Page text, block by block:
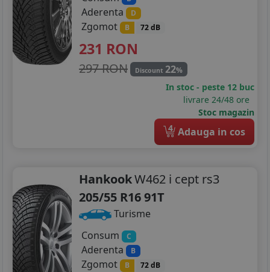
Aderenta D
Zgomot B 72 dB
231 RON
297 RON Discount 22%
In stoc - peste 12 buc
livrare 24/48 ore
Stoc magazin
4 Adauga in cos
HankookW462 i cept rs3
205/55 R16 91T
Turisme
Consum
C
Aderenta B
Zgomot B 72 dB